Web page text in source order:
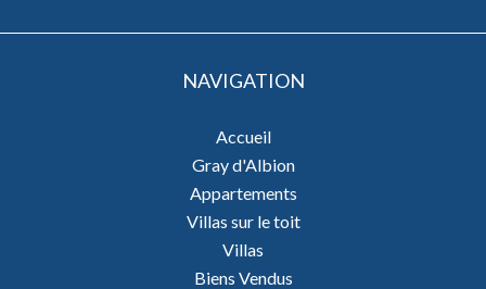
NAVIGATION
Accueil
Gray d'Albion
Appartements
Villas sur le toit
Villas
Biens Vendus